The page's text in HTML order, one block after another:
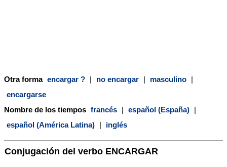
Otra forma encargar ? | no encargar | masculino |
encargarse
Nombre de los tiempos francés | español (España) |
español (América Latina) | inglés
Conjugación del verbo ENCARGAR